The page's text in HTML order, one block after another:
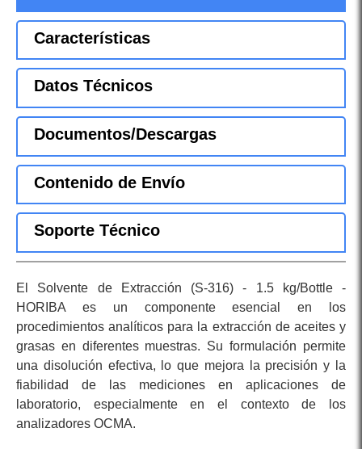
Características
Datos Técnicos
Documentos/Descargas
Contenido de Envío
Soporte Técnico
El Solvente de Extracción (S-316) - 1.5 kg/Bottle -
HORIBA es un componente esencial en los
procedimientos analíticos para la extracción de aceites y
grasas en diferentes muestras. Su formulación permite
una disolución efectiva, lo que mejora la precisión y la
fiabilidad de las mediciones en aplicaciones de
laboratorio, especialmente en el contexto de los
analizadores OCMA.